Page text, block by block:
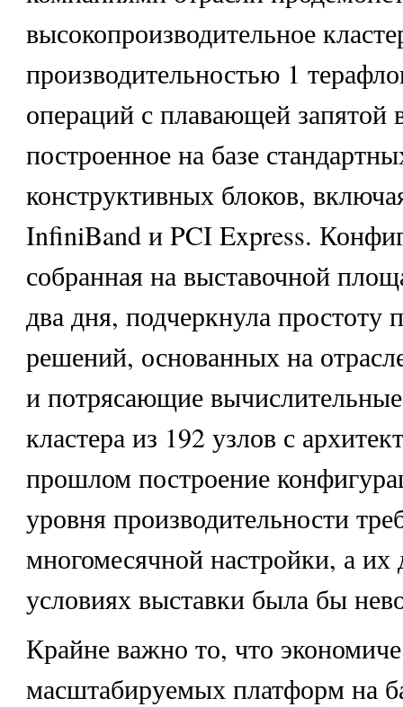
высокопроизводительное
производительностью 1
операций с плавающей запятой
построенное на базе
конструктивных блоков,
InfiniBand и PCI Express.
собранная на выставочной
два дня, подчеркнула простоту
решений, основанных на
и потрясающие
кластера из 192 узлов с
прошлом построение
уровня производительности
многомесячной настройки, а их
условиях выставки была бы
Крайне важно то, что
масштабируемых платформ на